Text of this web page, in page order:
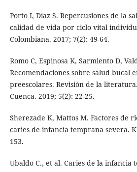
Porto I, Díaz S. Repercusiones de la
calidad de vida por ciclo vital
Colombiana. 2017; 7(2): 49-64.
Romo C, Espinosa K, Sarmiento D,
Recomendaciones sobre salud bucal
preescolares. Revisión de la literatura.
Cuenca. 2019; 5(2): 22-25.
Sherezade K, Mattos M. Factores de
caries de infancia temprana severa.
153.
Ubaldo C., et al. Caries de la infancia